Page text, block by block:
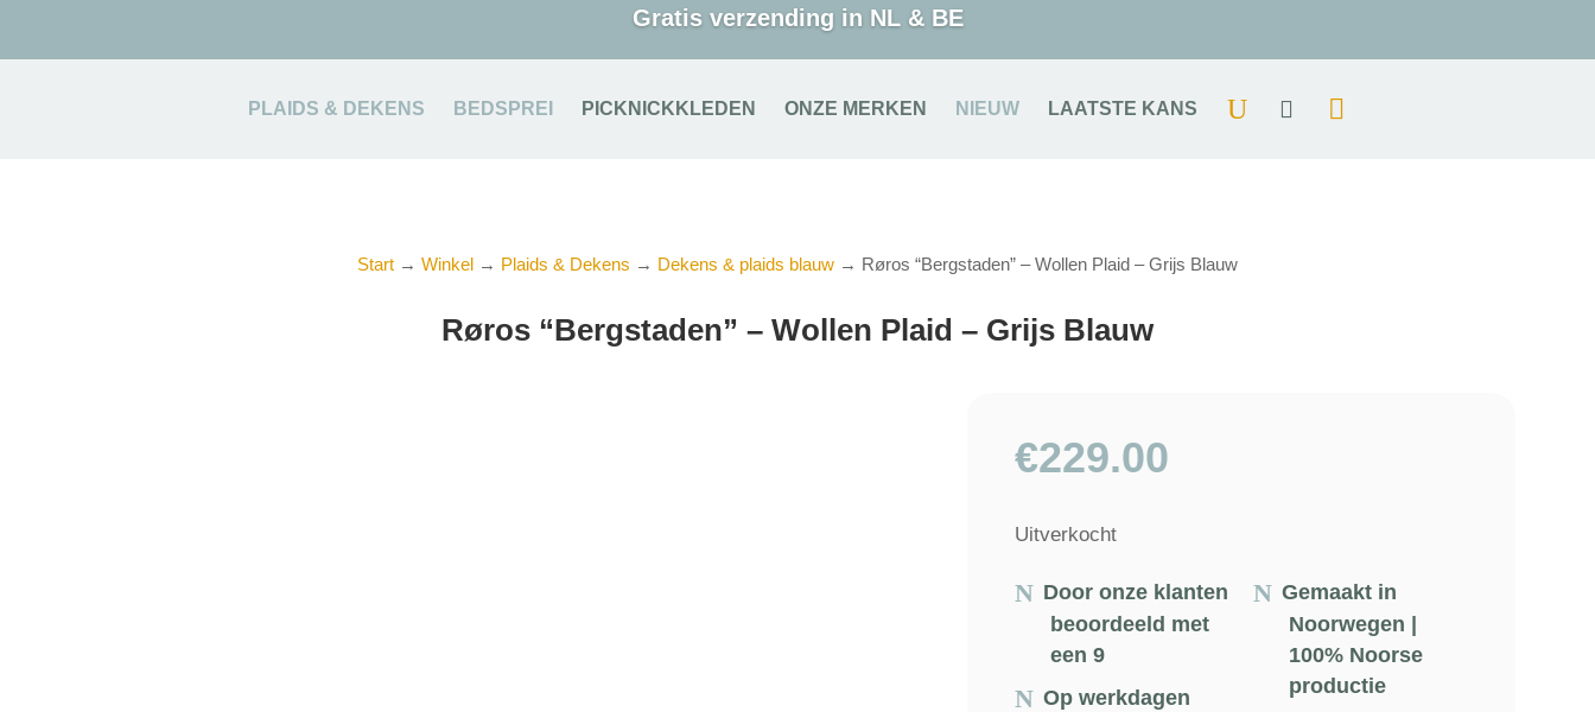
Gratis verzending in NL & BE
PLAIDS & DEKENS BEDSPREI PICKNICKKLEDEN ONZE MERKEN NIEUW LAATSTE KANS
Start → Winkel → Plaids & Dekens → Dekens & plaids blauw → Røros “Bergstaden” – Wollen Plaid – Grijs Blauw
Røros “Bergstaden” – Wollen Plaid – Grijs Blauw
€229.00
Uitverkocht
Door onze klanten
beoordeeld met
een 9
Op werkdagen
Gemaakt in
Noorwegen |
100% Noorse
productie